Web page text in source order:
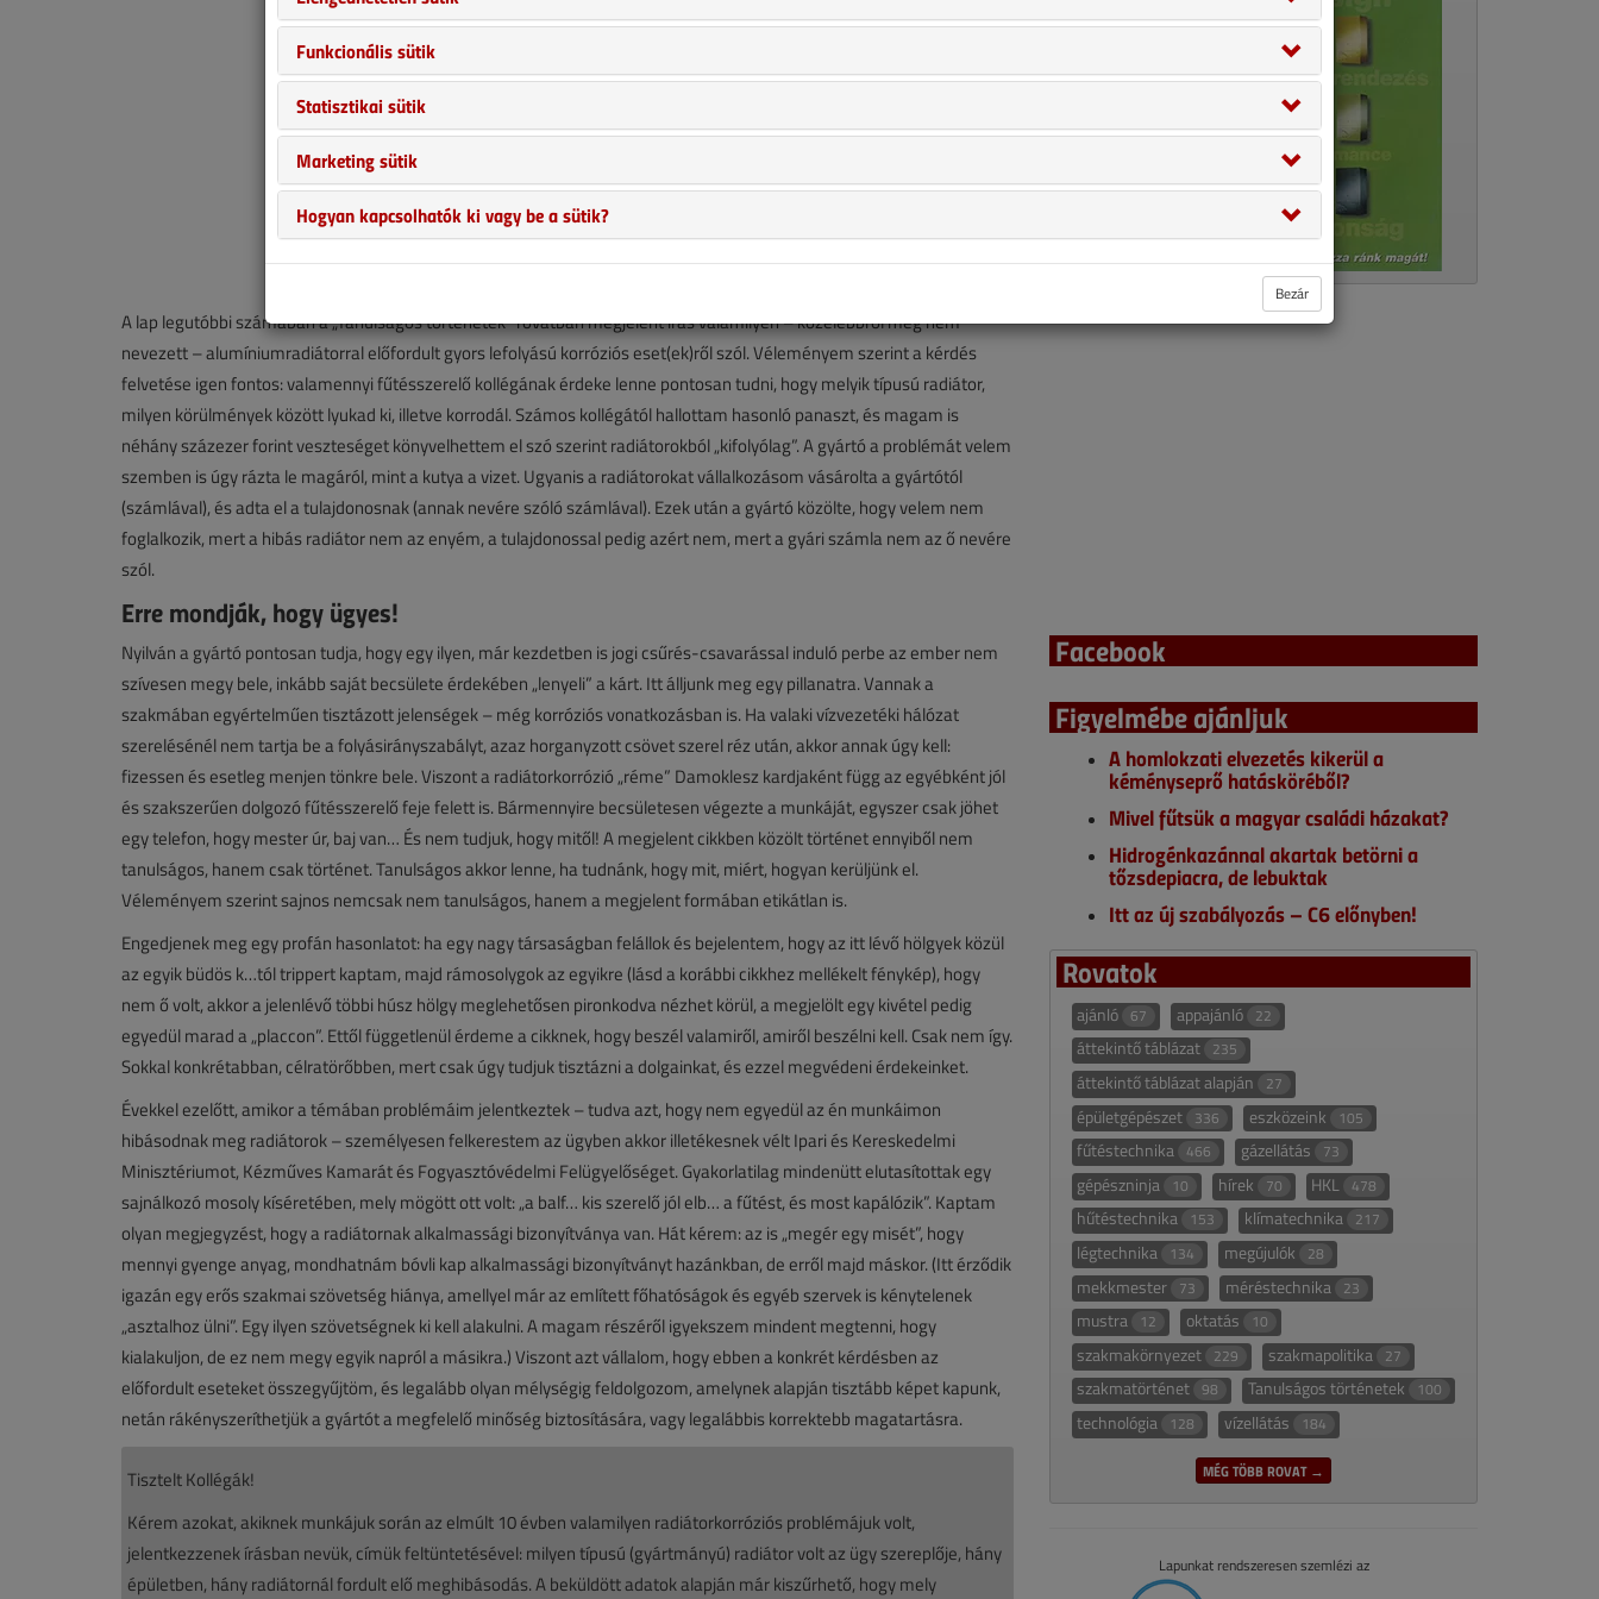
A lap legutóbbi számában a „Tanulságos történetek” rovatban megjelent írás valamilyen – közelebbről meg nem
nevezett – alumíniumradiátorral előfordult gyors lefolyású korróziós eset(ek)ről szól. Véleményem szerint a kérdés
felvetése igen fontos: valamennyi fűtésszerelő kollégának érdeke lenne pontosan tudni, hogy melyik típusú radiátor,
milyen körülmények között lyukad ki, illetve korrodál. Számos kollégától hallottam hasonló panaszt, és magam is
néhány százezer forint veszteséget könyvelhettem el szó szerint radiátorokból „kifolyólag”. A gyártó a problémát velem
szemben is úgy rázta le magáról, mint a kutya a vizet. Ugyanis a radiátorokat vállalkozásom vásárolta a gyártótól
(számlával), és adta el a tulajdonosnak (annak nevére szóló számlával). Ezek után a gyártó közölte, hogy velem nem
foglalkozik, mert a hibás radiátor nem az enyém, a tulajdonossal pedig azért nem, mert a gyári számla nem az ő nevére
szól.
Erre mondják, hogy ügyes!
Nyilván a gyártó pontosan tudja, hogy egy ilyen, már kezdetben is jogi csűrés-csavarással induló perbe az ember nem
szívesen megy bele, inkább saját becsülete érdekében „lenyeli” a kárt. Itt álljunk meg egy pillanatra. Vannak a
szakmában egyértelműen tisztázott jelenségek – még korróziós vonatkozásban is. Ha valaki vízvezetéki hálózat
szerelésénél nem tartja be a folyásirányszabályt, azaz horganyzott csövet szerel réz után, akkor annak úgy kell:
fizessen és esetleg menjen tönkre bele. Viszont a radiátorkorrózió „réme” Damoklesz kardjaként függ az egyébként jól
és szakszerűen dolgozó fűtésszerelő feje felett is. Bármennyire becsületesen végezte a munkáját, egyszer csak jöhet
egy telefon, hogy mester úr, baj van… És nem tudjuk, hogy mitől! A megjelent cikkben közölt történet ennyiből nem
tanulságos, hanem csak történet. Tanulságos akkor lenne, ha tudnánk, hogy mit, miért, hogyan kerüljünk el.
Véleményem szerint sajnos nemcsak nem tanulságos, hanem a megjelent formában etikátlan is.
Engedjenek meg egy profán hasonlatot: ha egy nagy társaságban felállok és bejelentem, hogy az itt lévő hölgyek közül
az egyik büdös k…tól trippert kaptam, majd rámosolygok az egyikre (lásd a korábbi cikkhez mellékelt fénykép), hogy
nem ő volt, akkor a jelenlévő többi húsz hölgy meglehetősen pironkodva nézhet körül, a megjelölt egy kivétel pedig
egyedül marad a „placcon”. Ettől függetlenül érdeme a cikknek, hogy beszél valamiről, amiről beszélni kell. Csak nem így.
Sokkal konkrétabban, célratörőbben, mert csak úgy tudjuk tisztázni a dolgainkat, és ezzel megvédeni érdekeinket.
Évekkel ezelőtt, amikor a témában problémáim jelentkeztek – tudva azt, hogy nem egyedül az én munkáimon
hibásodnak meg radiátorok – személyesen felkerestem az ügyben akkor illetékesnek vélt Ipari és Kereskedelmi
Minisztériumot, Kézműves Kamarát és Fogyasztóvédelmi Felügyelőséget. Gyakorlatilag mindenütt elutasítottak egy
sajnálkozó mosoly kíséretében, mely mögött ott volt: „a balf… kis szerelő jól elb… a fűtést, és most kapálózik”. Kaptam
olyan megjegyzést, hogy a radiátornak alkalmassági bizonyítványa van. Hát kérem: az is „megér egy misét”, hogy
mennyi gyenge anyag, mondhatnám bóvli kap alkalmassági bizonyítványt hazánkban, de erről majd máskor. (Itt érződik
igazán egy erős szakmai szövetség hiánya, amellyel már az említett főhatóságok és egyéb szervek is kénytelenek
„asztalhoz ülni”. Egy ilyen szövetségnek ki kell alakulni. A magam részéről igyekszem mindent megtenni, hogy
kialakuljon, de ez nem megy egyik napról a másikra.) Viszont azt vállalom, hogy ebben a konkrét kérdésben az
előfordult eseteket összegyűjtöm, és legalább olyan mélységig feldolgozom, amelynek alapján tisztább képet kapunk,
netán rákényszeríthetjük a gyártót a megfelelő minőség biztosítására, vagy legalábbis korrektebb magatartásra.
Tisztelt Kollégák!
Kérem azokat, akiknek munkájuk során az elmúlt 10 évben valamilyen radiátorkorróziós problémájuk volt,
jelentkezzenek írásban nevük, címük feltüntetésével: milyen típusú (gyártmányú) radiátor volt az ügy szereplője, hány
épületben, hány radiátornál fordult elő meghibásodás. A beküldött adatok alapján már kiszűrhető, hogy mely
Facebook
Figyelmébe ajánljuk
A homlokzati elvezetés kikerül a
kéményseprő hatásköréből?
Mivel fűtsük a magyar családi házakat?
Hidrogénkazánnal akartak betörni a
tőzsdepiacra, de lebuktak
Itt az új szabályozás – C6 előnyben!
Rovatok
ajánló 67 appajánló 22
áttekintő táblázat 235
áttekintő táblázat alapján 27
épületgépészet 336 eszközeink 105
fűtéstechnika 466 gázellátás 73
gépészninja 10 hírek 70 HKL 478
hűtéstechnika 153 klímatechnika 217
légtechnika 134 megújulók 28
mekkmester 73 méréstechnika 23
mustra 12 oktatás 10
szakmakörnyezet 229 szakmapolitika 27
szakmatörténet 98 Tanulságos történetek 100
technológia 128 vízellátás 184
MÉG TÖBB ROVAT →
Lapunkat rendszeresen szemlézi az
Funkcionális sütik
Statisztikai sütik
Marketing sütik
Hogyan kapcsolhatók ki vagy be a sütik?
Bezár